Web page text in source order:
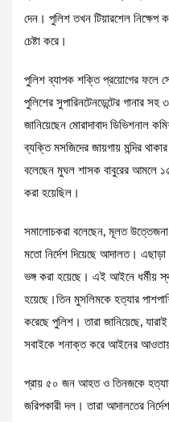
দেন। পুলিশ তখন টিয়ারশেল নিক্ষেপ
চেষ্টা করে।
পুলিশ ব্যাপক শক্তি প্রয়োগের ফলে
পুলিশের সুপারিনটেনডেন্টের গানার
জানিয়েছেন মোরাদাবাদ ডিভিশনাল
ব্যক্তি মসজিদের জায়গায় মন্দির
বলেছেন মুঘল শাসক বাবুরের আমলে
করা হয়েছিল।
সমালোচকরা বলেছেন, মূলত উত্তেজনা
মতো নির্দেশ দিয়েছে আদালত।
ভঙ্গ করা হয়েছে। এই আইনে ধর্মীয়
হয়েছে।তিন মুসলিমকে হত্যার
করেছে পুলিশ। তারা জানিয়েছে,
সবাইকে শনাক্ত করে আইনের
প্রায় ৫০ জন আহত ও তিনজকে হত্যার
জরিপকারী দল। তারা আদালতের